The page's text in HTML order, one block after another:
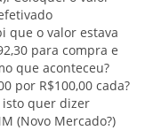
que o valor estava
para compra e
que aconteceu?
por R$100,00 cada?
isto quer dizer
(Novo Mercado?)